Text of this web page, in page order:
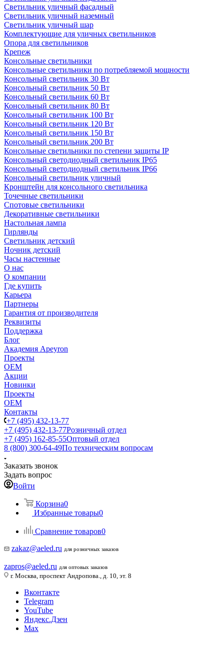
Светильник уличный фасадный
Светильник уличный наземный
Cветильник уличный шар
Комплектующие для уличных светильников
Опора для светильников
Крепеж
Консольные светильники
Консольные светильники по потребляемой мощности
Консольный светильник 30 Вт
Консольный светильник 50 Вт
Консольный светильник 60 Вт
Консольный светильник 80 Вт
Консольный светильник 100 Вт
Консольный светильник 120 Вт
Консольный светильник 150 Вт
Консольный светильник 200 Вт
Консольные светильники по степени защиты IP
Консольный светодиодный светильник IP65
Консольный светодиодный светильник IP66
Консольный светильник уличный
Кронштейн для консольного светильника
Точечные светильники
Спотовые светильники
Декоративные светильники
Настольная лампа
Гирлянды
Светильник детский
Ночник детский
Часы настенные
О нас
О компании
Где купить
Карьера
Партнеры
Гарантия от производителя
Реквизиты
Поддержка
Блог
Академия Apeyron
Проекты
ОЕМ
Акции
Новинки
Проекты
ОЕМ
Контакты
+7 (495) 432-13-77
+7 (495) 432-13-77Розничный отдел
+7 (495) 162-85-55Оптовый отдел
8 (800) 300-64-49По техническим вопросам
Заказать звонок
Задать вопрос
Войти
Корзина0
Избранные товары0
Сравнение товаров0
zakaz@aeled.ru для розничных заказов
zapros@aeled.ru для оптовых заказов
г. Москва, проспект Андропова., д. 10, эт. 8
Вконтакте
Telegram
YouTube
Яндекс.Дзен
Max